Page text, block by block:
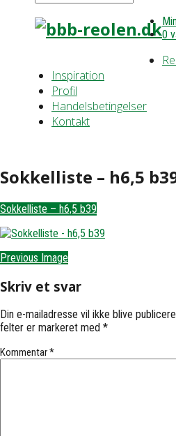
0
Inspiration
Profil
Handelsbetingelser
Kontakt
Sokkelliste – h6,5
Sokkelliste – h6,5 b39
Previous Image
Skriv et svar
Din e-mailadresse vil ikke blive
felter er markeret med *
Kommentar*